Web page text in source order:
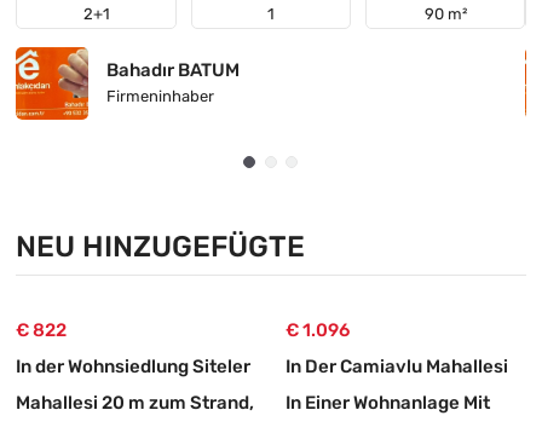
2+1 1 90 m²
Bahadır BATUM
Firmeninhaber
NEU HINZUGEFÜGTE
€ 822
In der Wohnsiedlung Siteler
Mahallesi 20 m zum Strand,
€ 1.096
In Der Camiavlu Mahallesi
In Einer Wohnanlage Mit